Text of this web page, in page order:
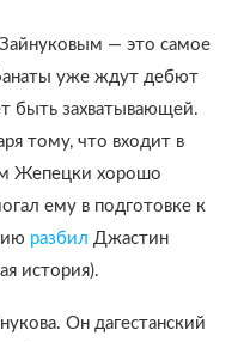
Зайнуковым — это самое
уже ждут дебют
быть захватывающей.
тому, что входит в
Жепецки хорошо
ему в подготовке к
разбил Джастин
история).
Он дагестанский